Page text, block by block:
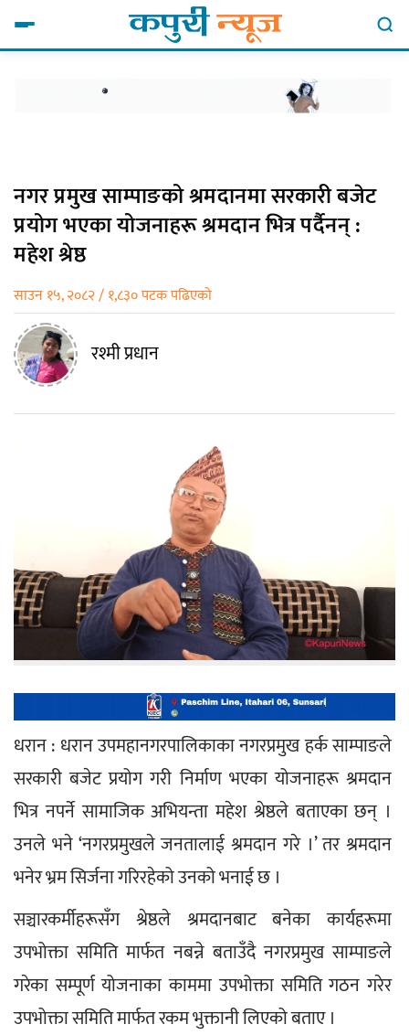
नगर प्रमुख साम्पाङको श्रमदानमा सरकारी बजेट
प्रयोग भएका योजनाहरू श्रमदान भित्र पर्दैनन् :
महेश श्रेष्ठ
साउन १५, २०८२ / १,८३० पटक पढिएको
रश्मी प्रधान
धरान : धरान उपमहानगरपालिकाका नगरप्रमुख हर्क साम्पाङले
सरकारी बजेट प्रयोग गरी निर्माण भएका योजनाहरू श्रमदान
भित्र नपर्ने सामाजिक अभियन्ता महेश श्रेष्ठले बताएका छन् ।
उनले भने ‘नगरप्रमुखले जनतालाई श्रमदान गरे ।’ तर श्रमदान
भनेर भ्रम सिर्जना गरिरहेको उनको भनाई छ ।
सञ्चारकर्मीहरूसँग श्रेष्ठले श्रमदानबाट बनेका कार्यहरूमा
उपभोक्ता समिति मार्फत नबन्ने बताउँदै नगरप्रमुख साम्पाङले
गरेका सम्पूर्ण योजनाका काममा उपभोक्ता समिति गठन गरेर
उपभोक्ता समिति मार्फत रकम भुक्तानी लिएको बताए ।